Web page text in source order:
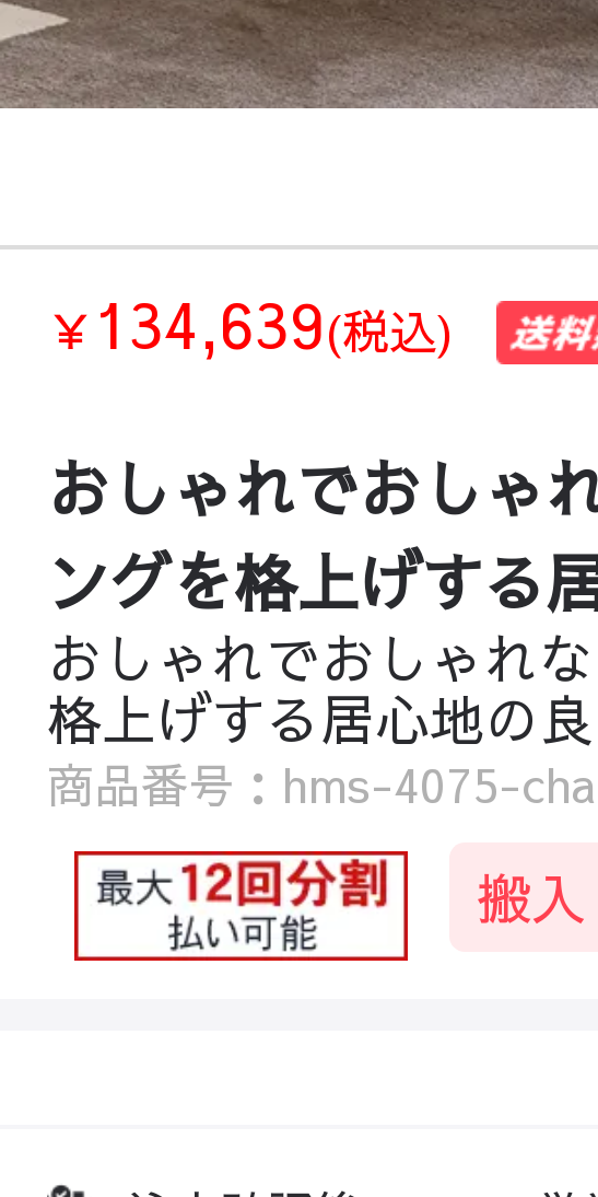
￥ 134,639(税込)
おしゃれでおしゃ
ングを格上げする
おしゃれでおしゃれ
格上げする居心地の
商品番号：hms-4075-
搬